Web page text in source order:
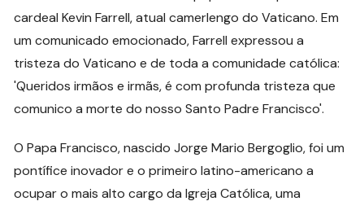
cardeal Kevin Farrell, atual camerlengo do Vaticano. Em
um comunicado emocionado, Farrell expressou a
tristeza do Vaticano e de toda a comunidade católica:
'Queridos irmãos e irmãs, é com profunda tristeza que
comunico a morte do nosso Santo Padre Francisco'.
O Papa Francisco, nascido Jorge Mario Bergoglio, foi um
pontífice inovador e o primeiro latino-americano a
ocupar o mais alto cargo da Igreja Católica, uma